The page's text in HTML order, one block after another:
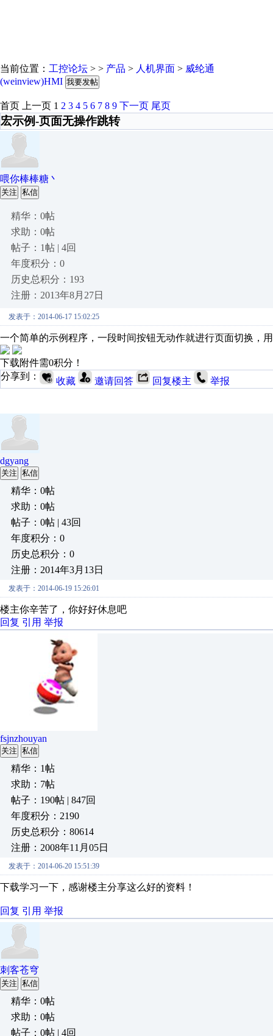
当前位置： 工控论坛 > > 产品 > 人机界面 > 威纶通
(weinview)HMI 我要发帖
首页 上一页 1 2 3 4 5 6 7 8 9 下一页 尾页
宏示例-页面无操作跳转
喂你棒棒糖丶
关注 私信
精华：0帖
求助：0帖
帖子：1帖 | 4回
年度积分：0
历史总积分：193
注册：2013年8月27日
发表于：2014-06-17 15:02:25
一个简单的示例程序，一段时间按钮无动作就进行页面切换，
下载附件需0积分！
分享到：
收藏 邀请回答 回复楼主 举报
dgyang
关注 私信
精华：0帖
求助：0帖
帖子：0帖 | 43回
年度积分：0
历史总积分：0
注册：2014年3月13日
发表于：2014-06-19 15:26:01
楼主你辛苦了，你好好休息吧
回复 引用 举报
fsjnzhouyan
关注 私信
精华：1帖
求助：7帖
帖子：190帖 | 847回
年度积分：2190
历史总积分：80614
注册：2008年11月05日
发表于：2014-06-20 15:51:39
下载学习一下，感谢楼主分享这么好的资料！
回复 引用 举报
刺客苍穹
关注 私信
精华：0帖
求助：0帖
帖子：0帖 | 4回